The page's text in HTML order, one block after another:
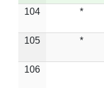
104 *
105 *
106